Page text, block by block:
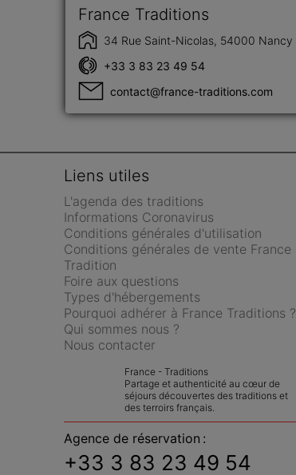
France Traditions
34 Rue Saint-Nicolas, 54000 Nancy
+33 3 83 23 49 54
contact@france-traditions.com
Liens utiles
L'agenda des traditions
Informations Coronavirus
Conditions générales d'utilisation
Conditions générales de vente France
Tradition
Foire aux questions
Types d'hébergements
Pourquoi adhérer à France Traditions ?
Qui sommes nous ?
Nous contacter
France - Traditions
Partage et authenticité au cœur de
séjours découvertes des traditions et
des terroirs français.
Agence de réservation :
+33 3 83 23 49 54